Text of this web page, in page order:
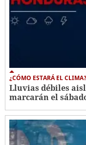
¿CÓMO ESTARÁ EL CLIMA?
Lluvias débiles
marcarán el